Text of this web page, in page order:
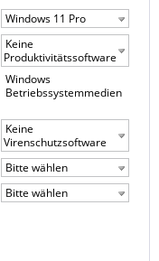
Windows 11 Pro
Keine
Produktivitätssoftware
Windows
Betriebssystemmedien
Keine
Virenschutzsoftware
Bitte wählen
Bitte wählen